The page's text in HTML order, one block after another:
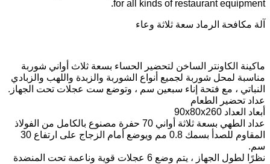
for all kinds of restaurant equipment.
آلة مكافحة الرماد سعة ثلاثة وعاء
ماكينة الكاونتر الساخن لتحضير الحساء بسعة ثلاث أواني شوربة
مناسبة لمحل شوربة لجميع أنواع الشوربة والزبدة واللهب والزبادي
النباتي ، مع فتحة إناء سبعين سم ، وتوضع ست عجلات تحت الجهاز.
عداد تحضير الطعام
أبعاد العداد 90x80x260
عداد الطهي بسعة ثلاثة أواني 70 حفرة مصنوع بالكامل من الفولاذ
المقاوم للصدأ بسمك 0.8 مم ويوضع أمام الزجاج على ارتفاع 30
سم.
نظرًا لطول الجهاز ، يتم وضع 6 عجلات قوية وناعمة تحت المنضدة